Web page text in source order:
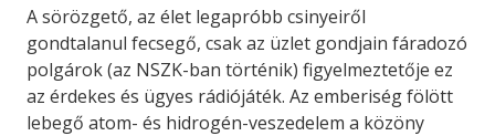
A sörözgető, az élet legapróbb csinyeiről
gondtalanul fecsegő, csak az üzlet gondjain fáradozó
polgárok (az NSZK-ban történik) figyelmeztetője ez
az érdekes és ügyes rádiójáték. Az emberiség fölött
lebegő atom- és hidrogén-veszedelem a közöny